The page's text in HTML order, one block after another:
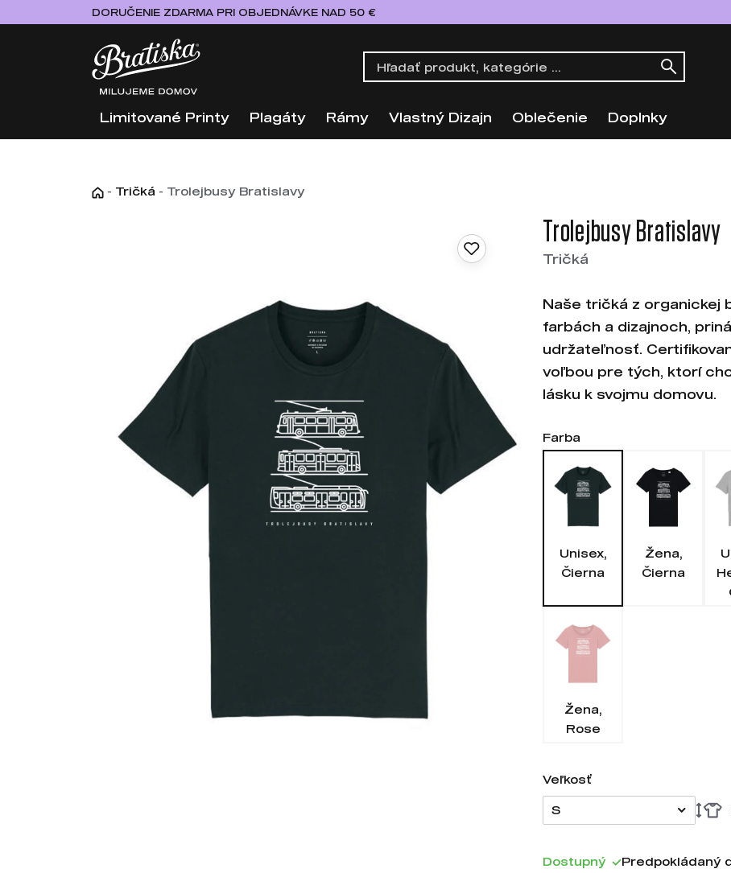
DORUČENIE ZDARMA PRI OBJEDNÁVKE NAD 50 €
Limitované Printy Plagáty Rámy Vlastný Dizajn Oblečenie Doplnky
- Tričká - Trolejbusy Bratislavy
Trolejbusy Bratislavy
Tričká
Naše tričká z organickej
farbách a dizajnoch,
udržateľnosť.
voľbou pre tých, ktorí
lásku k svojmu domovu.
Farba
Unisex,
Čierna
Žena,
Čierna
Žena,
Rose
Veľkosť
S
Dostupný Predpokládaný